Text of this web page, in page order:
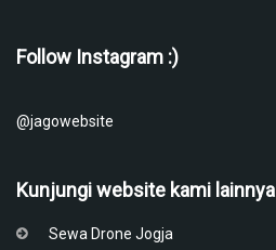
Follow Instagram :)
@jagowebsite
Kunjungi website kami lainnya
Sewa Drone Jogja